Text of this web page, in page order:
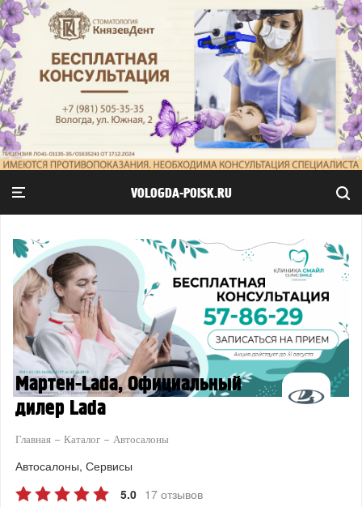
VOLOGDA-POISK.RU
Мартен-Lada, Официальный
дилер Lada
Главная Каталог Автосалоны
Автосалоны Сервисы
5.0 17 отзывов